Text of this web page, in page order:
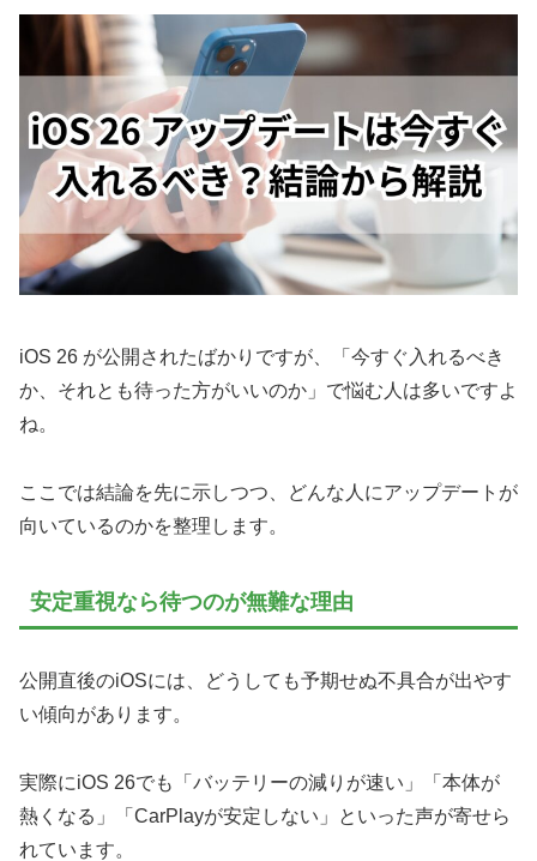
iOS 26 が公開されたばかりですが、「今すぐ入れるべき
か、それとも待った方がいいのか」で悩む人は多いですよ
ね。
ここでは結論を先に示しつつ、どんな人にアップデートが
向いているのかを整理します。
安定重視なら待つのが無難な理由
公開直後のiOSには、どうしても予期せぬ不具合が出やす
い傾向があります。
実際にiOS 26でも「バッテリーの減りが速い」「本体が
熱くなる」「CarPlayが安定しない」といった声が寄せら
れています。